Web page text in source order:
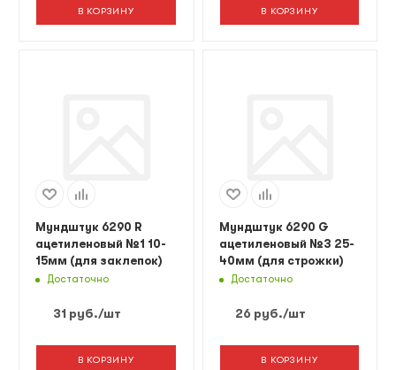
В КОРЗИНУ В КОРЗИНУ
Мундштук 6290 R
ацетиленовый №1 10-
15мм (для заклепок)
Достаточно
31 руб./шт
В КОРЗИНУ
Мундштук 6290 G
ацетиленовый №3 25-
40мм (для строжки)
Достаточно
26 руб./шт
В КОРЗИНУ